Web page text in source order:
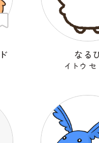
なる
イトウ セ